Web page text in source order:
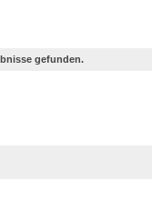
gefunden.